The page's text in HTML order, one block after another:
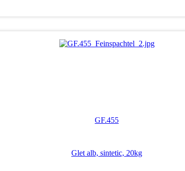
GF.455
Glet alb, sintetic, 20kg